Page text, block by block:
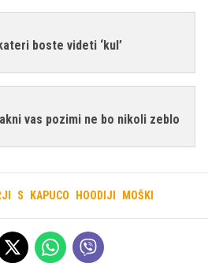
boste videti ‘kul’
vas pozimi ne bo nikoli zeblo
S KAPUCO HOODIJI MOŠKI